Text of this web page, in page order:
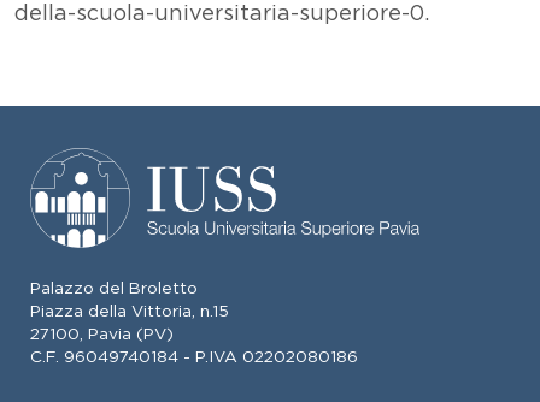
della-scuola-universitaria-superiore-0.
Palazzo del Broletto
Piazza della Vittoria, n.15
27100, Pavia (PV)
C.F. 96049740184 - P.IVA 02202080186